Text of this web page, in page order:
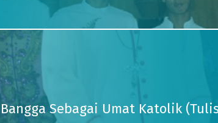
Sebagai Umat Katolik